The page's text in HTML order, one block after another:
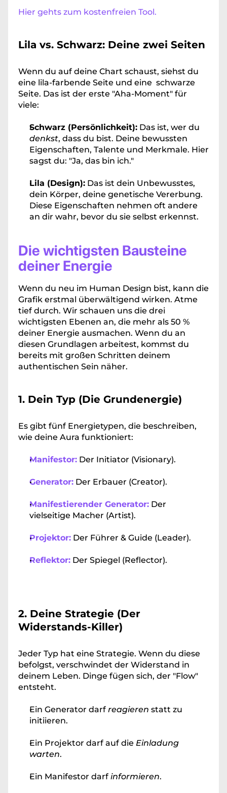
Hier gehts zum kostenfreien Tool.
Lila vs. Schwarz: Deine zwei Seiten
Wenn du auf deine Chart schaust, siehst du
eine lila-farbende Seite und eine  schwarze
Seite. Das ist der erste "Aha-Moment" für
viele:
Schwarz (Persönlichkeit):
denkst, dass du bist. Deine bewussten
Eigenschaften, Talente und Merkmale. Hier
sagst du: "Ja, das bin ich."
Lila (Design): Das ist dein Unbewusstes,
dein Körper, deine genetische Vererbung.
Diese Eigenschaften nehmen oft andere
an dir wahr, bevor du sie selbst erkennst.
Die wichtigsten Bausteine
deiner Energie
Wenn du neu im Human Design bist, kann die
Grafik erstmal überwältigend wirken. Atme
tief durch. Wir schauen uns die drei
wichtigsten Ebenen an, die mehr als 50 %
deiner Energie ausmachen. Wenn du an
diesen Grundlagen arbeitest, kommst du
bereits mit großen Schritten deinem
authentischen Sein näher.
1. Dein Typ (Die Grundenergie)
Es gibt fünf Energietypen, die beschreiben,
wie deine Aura funktioniert:
Manifestor: Der Initiator (Visionary).
Generator: Der Erbauer (Creator).
Manifestierender Generator: Der
vielseitige Macher (Artist).
Projektor: Der Führer & Guide (Leader).
Reflektor: Der Spiegel (Reflector).
2. Deine Strategie (Der
Widerstands-Killer)
Jeder Typ hat eine Strategie. Wenn du diese
befolgst, verschwindet der Widerstand in
deinem Leben. Dinge fügen sich, der "Flow"
entsteht.
Ein Generator darf reagieren statt zu
initiieren.
Ein Projektor darf auf die Einladung
warten.
Ein Manifestor darf informieren.